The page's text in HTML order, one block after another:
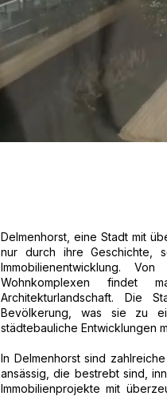
Delmenhorst, eine Stadt mit
nur durch ihre Geschichte,
Immobilienentwicklung.
Wohnkomplexen findet
Architekturlandschaft. Die
Bevölkerung, was sie zu
städtebauliche Entwicklungen
In Delmenhorst sind
ansässig, die bestrebt sind,
Immobilienprojekte mit